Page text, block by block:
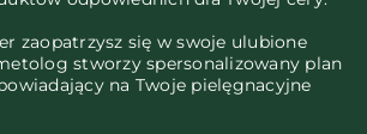
zaopatrzysz się w swoje ulubione
stworzy spersonalizowany plan
na Twoje pielęgnacyjne